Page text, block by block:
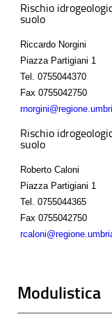
Rischio
suolo
Riccardo Norgini
Piazza Partigiani 1
Tel.
0755044370
Fax 0755042750
Rischio
suolo
Roberto Caloni
Piazza Partigiani 1
Tel.
0755044365
Fax 0755042750
Modulistica